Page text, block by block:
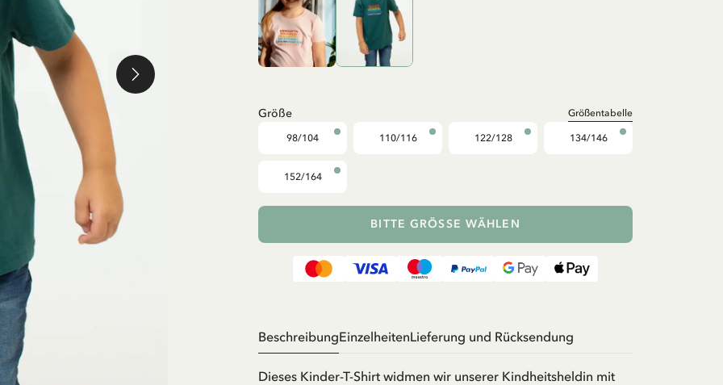
Größe Größentabelle
98/104 110/116 122/128 134/146
152/164
BITTE GRÖSSE WÄHLEN
BeschreibungEinzelheitenLieferung und Rücksendung
Dieses Kinder-T-Shirt widmen wir unserer Kindheitsheldin mit